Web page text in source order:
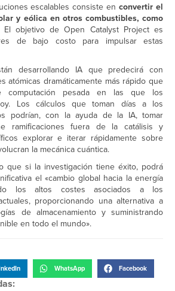
escalables consiste en convertir el
y eólica en otros combustibles, como
El objetivo de Open Catalyst Project es
de bajo costo para impulsar estas
desarrollando IA que predecirá con
atómicas dramáticamente más rápido que
computación pesada en las que los
Los cálculos que toman días a los
podrían, con la ayuda de la IA, tomar
ramificaciones fuera de la catálisis y
explorar e iterar rápidamente sobre
la mecánica cuántica.
que si la investigación tiene éxito, podrá
el «cambio global hacia la energía
los altos costes asociados a los
proporcionando una alternativa a
de almacenamiento y suministrando
en todo el mundo».
WhatsApp Facebook